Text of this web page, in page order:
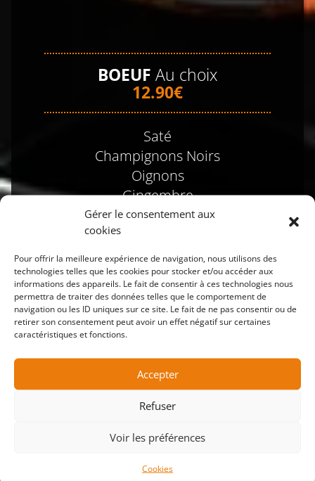
Gérer le consentement aux
cookies
Pour offrir la meilleure expérience de navigation, nous utilisons des
technologies telles que les cookies pour stocker et/ou accéder aux
informations des appareils. Le fait de consentir à ces technologies nous
permettra de traiter des données telles que le comportement de
navigation ou les ID uniques sur ce site. Le fait de ne pas consentir ou de
retirer son consentement peut avoir un effet négatif sur certaines
caractéristiques et fonctions.
Accepter
Refuser
Voir les préférences
Cookies
BOEUF Au choix
12.90€
Saté
Champignons Noirs
Oignons
Gingembre
Curry
CANARDAu choix
Saté
Champignons Noirs
Basilic
Laqué (14.90€)